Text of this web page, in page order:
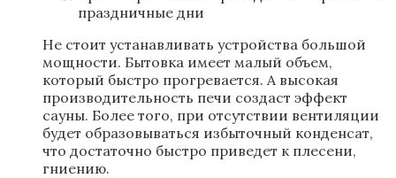
праздничные дни
Не стоит устанавливать устройства большой
мощности. Бытовка имеет малый объем,
который быстро прогревается. А высокая
производительность печи создаст эффект
сауны. Более того, при отсутствии вентиляции
будет образовываться избыточный конденсат,
что достаточно быстро приведет к плесени,
гниению.